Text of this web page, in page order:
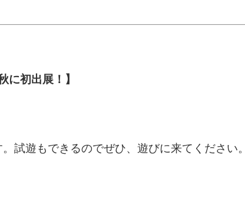
に初出展！】
試遊もできるのでぜひ、遊びに来てください。